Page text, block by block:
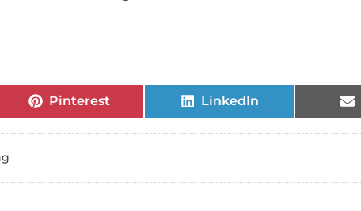
Pinterest LinkedIn